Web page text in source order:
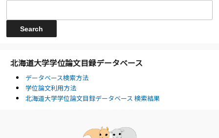
北海道大学学位論文目録データベース
データベース検索方法
学位論文利用方法
北海道大学学位論文目録データベース 検索結果